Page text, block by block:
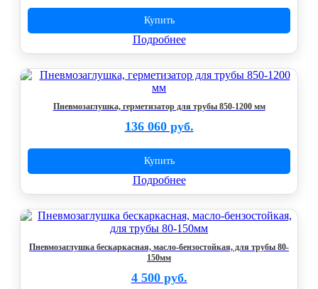
Купить
Подробнее
Пневмозаглушка, герметизатор для трубы 850-1200 мм
136 060 руб.
Купить
Подробнее
Пневмозаглушка бескаркасная, масло-бензостойкая, для трубы 80-
150мм
4 500 руб.